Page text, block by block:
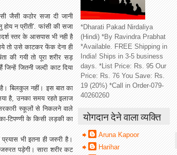
जैसी कठोर सजा दी जानी
होय न प्रीती'. फांसी की सजा
स्तर के आसपास भी नही है
तो उसे काटकर फेंक देना ही
की गयी तो पूरा शरीर सड़
जितनी जल्दी काट दिया
बिलकुल नहीं। इस बात का
है, उनका समय रहते इलाज
स्कूलों से निकलने वाले
टिपण्णी के किसी लड़की का
भी इतना ही जरुरी है।
पड़ेगी। सारा शरीर कट
*Dharati Pakad Nirdaliya
(Hindi) *By Ravindra Prabhat
*Available. FREE Shipping in
India! Ships in 3-5 business
days. *List Price: Rs. 95 Our
Price: Rs. 76 You Save: Rs.
19 (20%) *Call in Order-079-
40260260
योगदान देने वाला व्यक्ति
Aruna Kapoor
Harihar